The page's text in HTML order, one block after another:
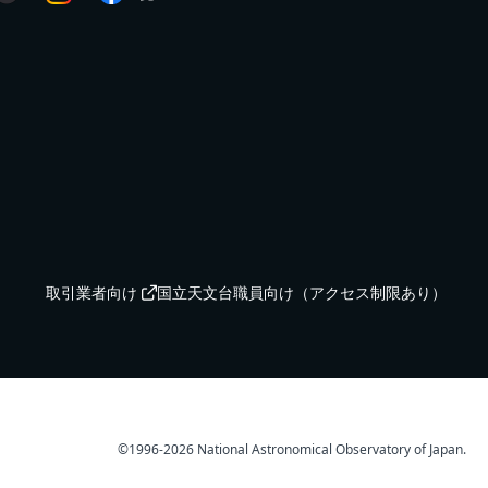
取引業者向け 国立天文台職員向け（アクセス制限あり）
©️1996-2026 National Astronomical Observatory of Japan.